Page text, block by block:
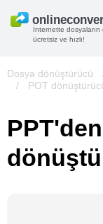
İnternette dosyaların
ücretsiz ve hızlı!
Dosya dönüştürücü
/
POT